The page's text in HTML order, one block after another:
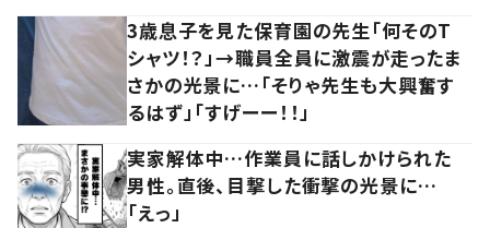
3歳息子を見た保育園の先生「何そのT
シャツ！？」→職員全員に激震が走ったま
さかの光景に…「そりゃ先生も大興奮す
るはず」「すげーー！！」
実家解体中…作業員に話しかけられた
男性。直後、目撃した衝撃の光景に…
「えっ」